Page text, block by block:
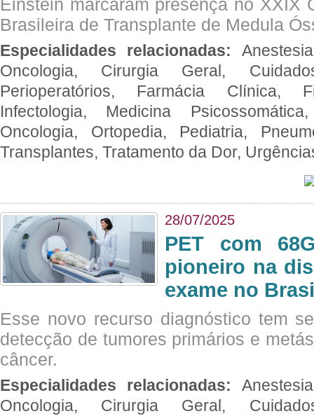
Einstein marcaram presença no XXIX
Brasileira de Transplante de Medula
Especialidades relacionadas:
Oncologia, Cirurgia Geral,
Perioperatórios, Farmácia Clínica,
Infectologia, Medicina
Oncologia, Ortopedia, Pediatria,
Transplantes, Tratamento da Dor,
28/07/2025
PET com
pioneiro na
exame no
Esse novo recurso diagnóstico tem
detecção de tumores primários e
câncer.
Especialidades relacionadas:
Oncologia, Cirurgia Geral,